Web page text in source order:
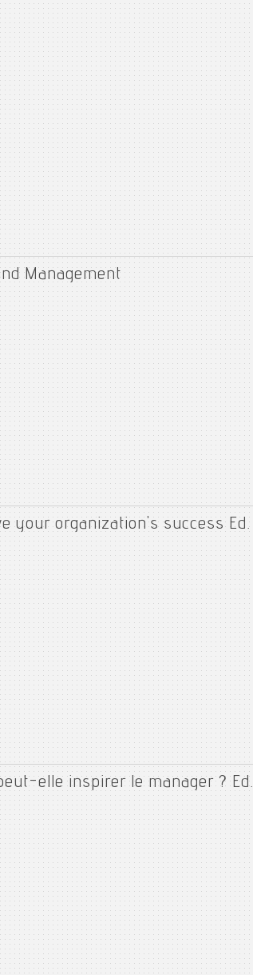
Management
your organization's success Ed.
elle inspirer le manager ? Ed.